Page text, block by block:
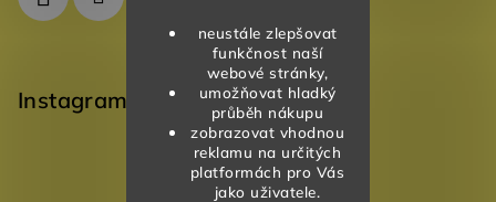
neustále zlepšovat
funkčnost naší
webové stránky,
umožňovat hladký
průběh nákupu
zobrazovat vhodnou
reklamu na určitých
platformách pro Vás
jako uživatele.
Instagram